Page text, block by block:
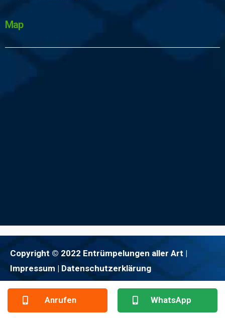
Map
Copyright © 2022 Entrümpelungen aller Art |
Impressum | Datenschutzerklärung
Anrufen WhatsApp